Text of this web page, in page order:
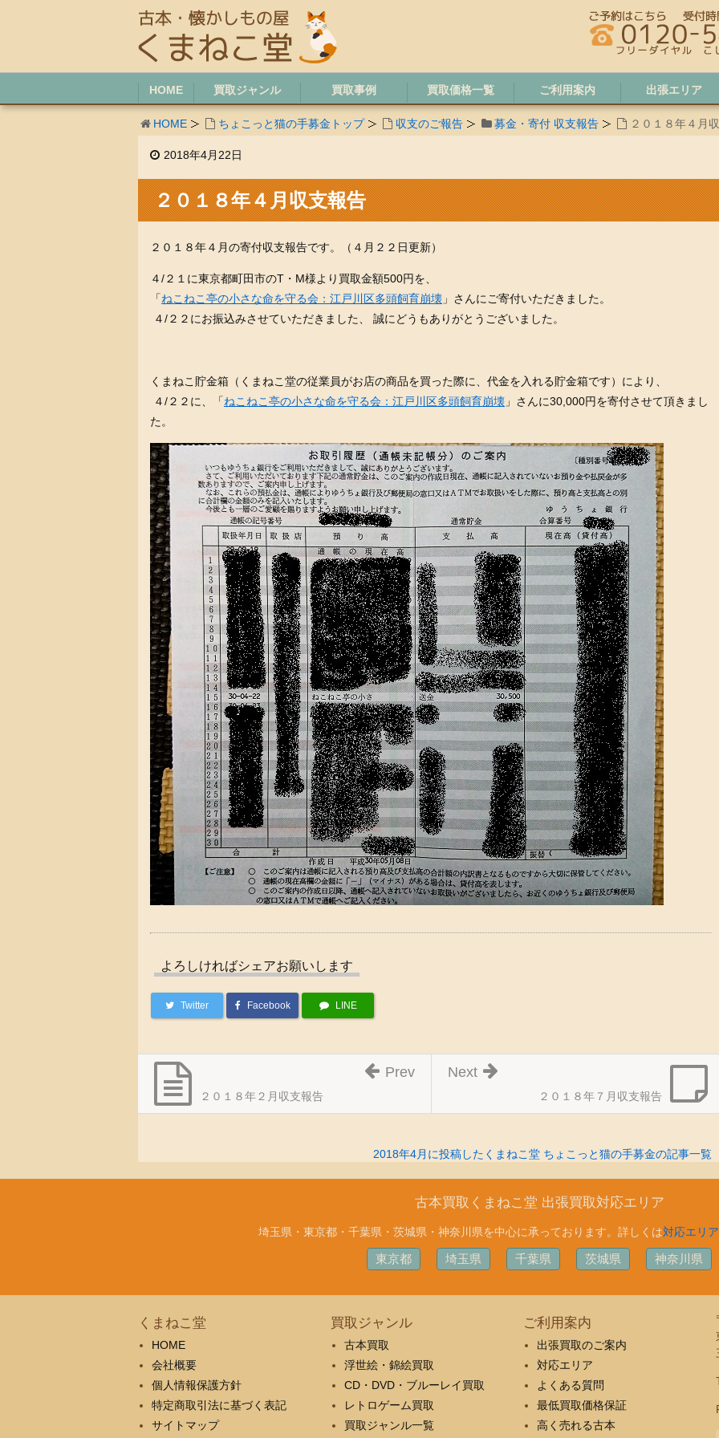
HOME 買取ジャンル 買取事例 買取価格一覧 ご利用案内 出張エリア
HOME ちょこっと猫の手募金トップ 収支のご報告 募金・寄付 収支報告 ２０１８年４月
2018年4月22日
２０１８年４月収支報告
２０１８年４月の寄付収支報告です。（４月２２日更新）
４/２１に東京都町田市のT・M様より買取金額500円を、
「ねこねこ亭の小さな命を守る会：江戸川区多頭飼育崩壊 」さんにご寄付いただきました。
４/２２にお振込みさせていただきました、 誠にどうもありがとうございました。
くまねこ貯金箱（くまねこ堂の従業員がお店の商品を買った際に、代金を入れる貯金箱です）により、
４/２２に、「ねこねこ亭の小さな命を守る会：江戸川区多頭飼育崩壊 」さんに30,000円を寄付させて頂きまし
た。
よろしければシェアお願いします
Twitter Facebook LINE
２０１８年７月収支報告
Next
２０１８年２月収支報告
Prev
2018年4月に投稿したくまねこ堂 ちょこっと猫の手募金の記事一覧
古本買取くまねこ堂 出張買取対応エリア
埼玉県・東京都・千葉県・茨城県・神奈川県を中心に承っております。詳しくは対応エリア
東京都 埼玉県 千葉県 茨城県 神奈川県
くまねこ堂
HOME
会社概要
個人情報保護方針
特定商取引法に基づく表記
サイトマップ
買取ジャンル
古本買取
浮世絵・錦絵買取
CD・DVD・ブルーレイ買取
レトロゲーム買取
買取ジャンル一覧
ご利用案内
出張買取のご案内
対応エリア
よくある質問
最低買取価格保証
高く売れる古本